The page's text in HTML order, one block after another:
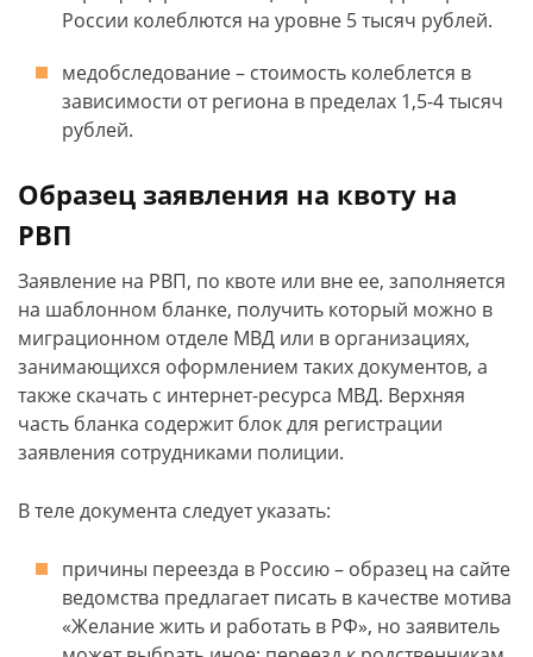
России колеблются на уровне 5 тысяч рублей.
медобследование – стоимость колеблется в
зависимости от региона в пределах 1,5-4 тысяч
рублей.
Образец заявления на квоту на
РВП
Заявление на РВП, по квоте или вне ее, заполняется
на шаблонном бланке, получить который можно в
миграционном отделе МВД или в организациях,
занимающихся оформлением таких документов, а
также скачать с интернет-ресурса МВД. Верхняя
часть бланка содержит блок для регистрации
заявления сотрудниками полиции.
В теле документа следует указать:
причины переезда в Россию – образец на сайте
ведомства предлагает писать в качестве мотива
«Желание жить и работать в РФ», но заявитель